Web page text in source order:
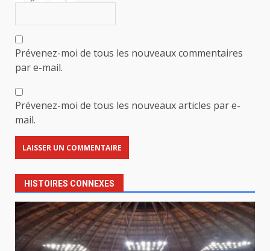
Prévenez-moi de tous les nouveaux commentaires
par e-mail.
Prévenez-moi de tous les nouveaux articles par e-
mail.
HISTOIRES CONNEXES